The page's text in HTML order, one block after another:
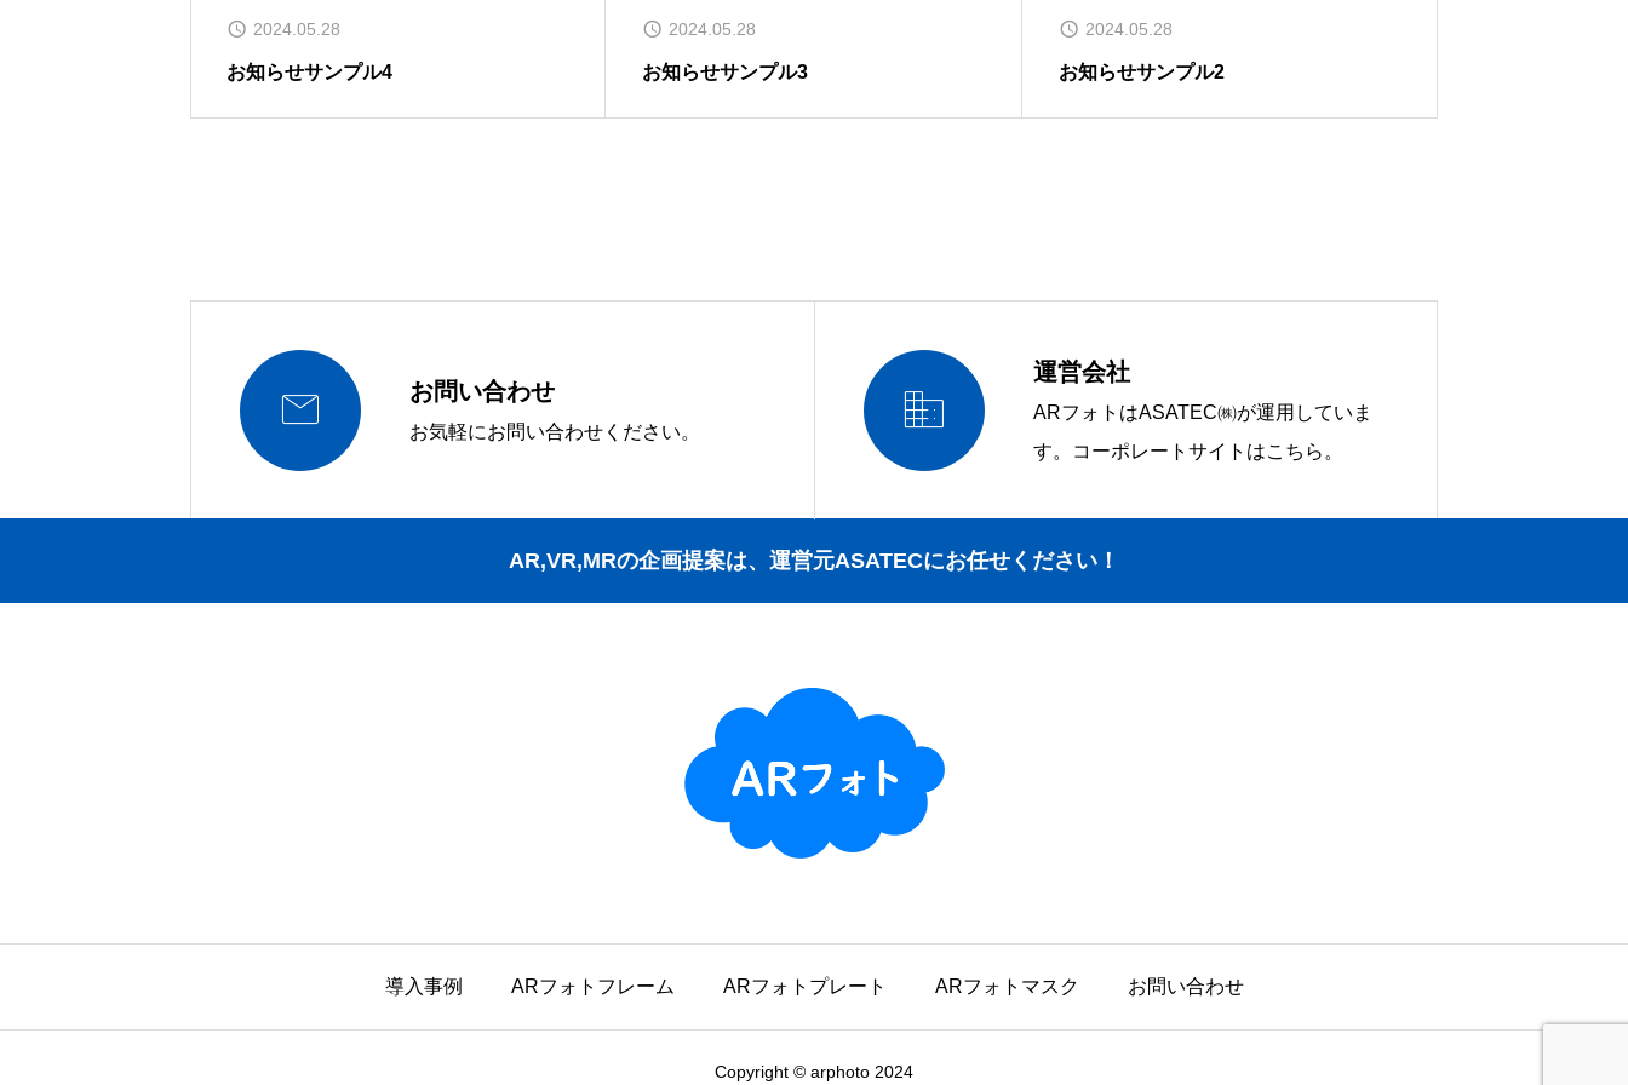
2024.05.28
お知らせサンプル4
2024.05.28
お知らせサンプル3
2024.05.28
お知らせサンプル2
 お問い合わせ
お気軽にお問い合わせください。 
運営会社
ARフォトはASATEC㈱が運用していま
す。コーポレートサイトはこちら。
AR,VR,MRの企画提案は、運営元ASATECにお任せください！
導入事例 ARフォトフレーム ARフォトプレート ARフォトマスク お問い合わせ
Copyright © arphoto 2024